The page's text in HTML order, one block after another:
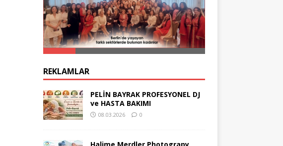
REKLAMLAR
PELİN BAYRAK PROFESYONEL DJ
ve HASTA BAKIMI
08.03.2026 0